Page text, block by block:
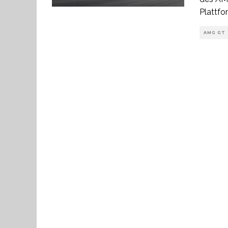
AMG GT